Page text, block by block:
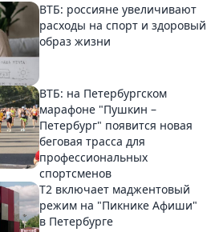
ВТБ: россияне увеличивают
расходы на спорт и здоровый
образ жизни
ВТБ: на Петербургском
марафоне "Пушкин –
Петербург" появится новая
беговая трасса для
профессиональных
спортсменов
Т2 включает маджентовый
режим на "Пикнике Афиши"
в Петербурге